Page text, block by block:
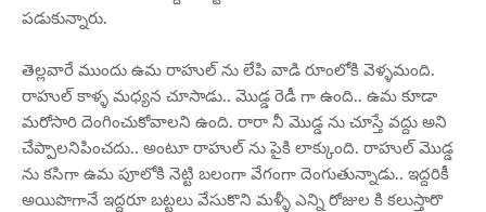
పడుకున్నారు.
తెల్లవారే ముందు ఉమ రాహుల్ ను లేపి వాడి రూంలోకి వెళ్ళమంది.
రాహుల్ కాళ్ళ మధ్యన చూసాడు.. మొడ్డ రెడీ గా ఉంది.. ఉమ కూడా
మరోసారి దెంగించుకోవాలని ఉంది. రారా నీ మొడ్డ ను చూస్తే వద్దు అని
చేప్పాలనిపించదు.. అంటూ రాహుల్ ను పైకి లాక్కుంది. రాహుల్ మొడ్డ
ను కసిగా ఉమ పూలోకి నెట్టి బలంగా వేగంగా దెంగుతున్నాడు.. ఇద్దరికీ
అయిపొగానే ఇద్దరూ బట్టలు వేసుకొని మళ్ళీ ఎన్ని రోజుల కి కలుస్తారొ